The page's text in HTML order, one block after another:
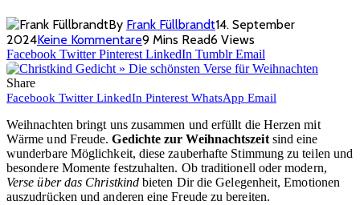
By Frank Füllbrandt14. September
2024Keine Kommentare9 Mins Read6 Views
Facebook Twitter Pinterest LinkedIn Tumblr Email
Share
Facebook Twitter LinkedIn Pinterest WhatsApp Email
Weihnachten bringt uns zusammen und erfüllt die Herzen mit
Wärme und Freude.Gedichte zur Weihnachtszeitsind eine
wunderbare Möglichkeit, diese zauberhafte Stimmung zu teilen und
besondere Momente festzuhalten. Ob traditionell oder modern,
Verse über das Christkind bieten Dir die Gelegenheit, Emotionen
auszudrücken und anderen eine Freude zu bereiten.